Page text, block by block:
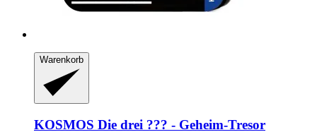
Warenkorb
KOSMOS Die drei ??? -​ Geheim-​Tresor